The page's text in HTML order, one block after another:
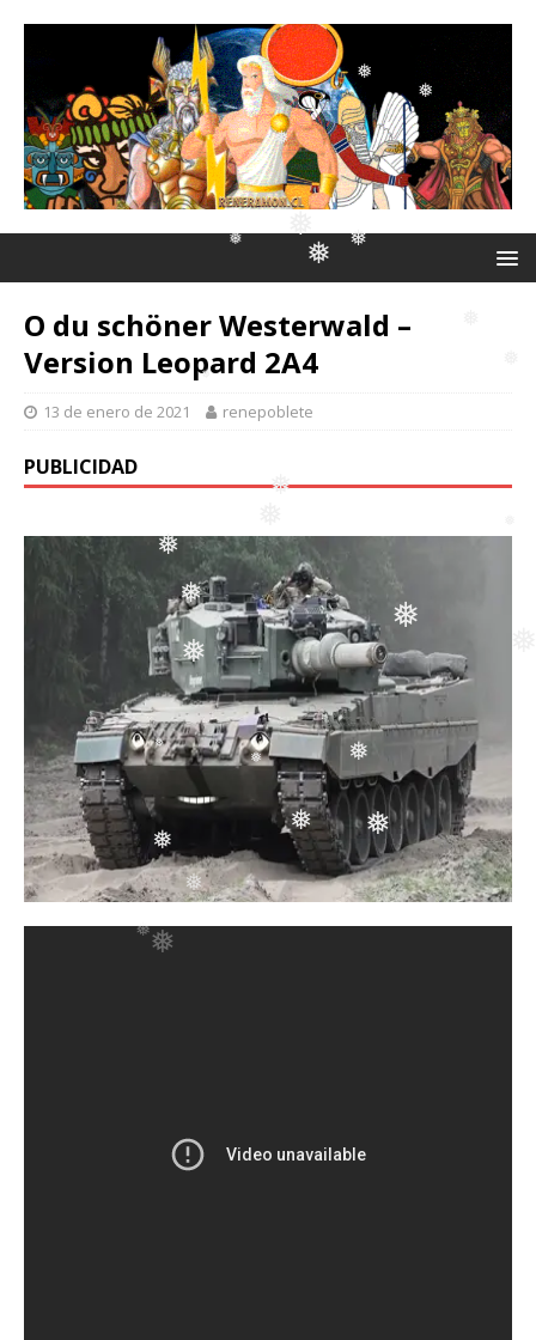
❅
❅
❅
❅
❅ ❅
❅
❅
❅
❅
❅
❅
❅
❅
❅
❅
❅
❅
❅
O du schöner Westerwald –
Version Leopard 2A4
13 de enero de 2021 renepoblete
PUBLICIDAD